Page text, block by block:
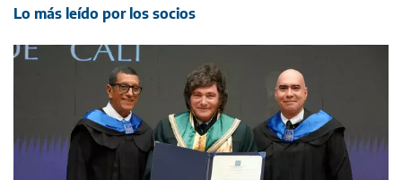
Lo más leído por los socios